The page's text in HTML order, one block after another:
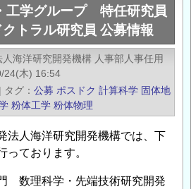
工学グループ 特任研究員
トラル研究員 公募情報
人海洋研究開発機構 人事部人事任用
24(木) 16:54
| タグ 公募 ポスドク 計算科学 固体地
粉体工学 粉体物理
法人海洋研究開発機構では、下
っております。
数理科学・先端技術研究開発